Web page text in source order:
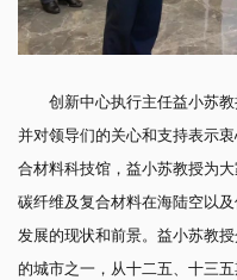
创新中心执行主任益小苏
并对领导们的关心和支持表示
合材料科技馆，益小苏教授为
碳纤维及复合材料在海陆空以
发展的现状和前景。益小苏教
的城市之一，从十二五、十三